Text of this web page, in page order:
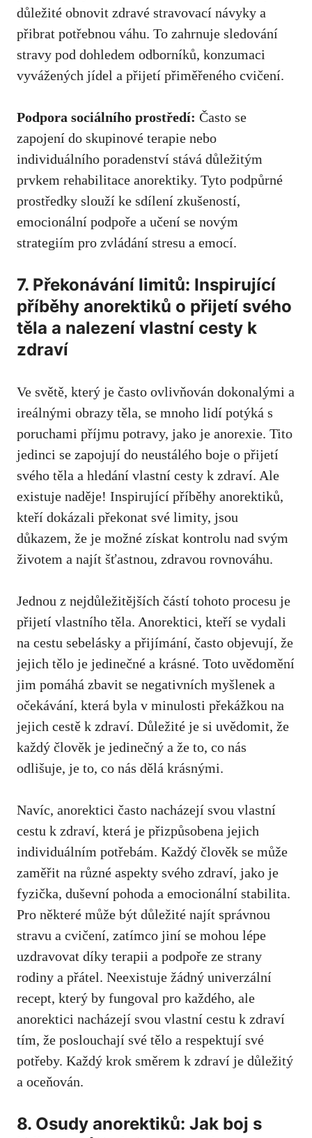
důležité obnovit zdravé stravovací návyky a
přibrat potřebnou váhu. To zahrnuje sledování‌
stravy pod dohledem odborníků, konzumaci
vyvážených jídel a přijetí přiměřeného cvičení.
Podpora sociálního prostředí: Často se
zapojení do skupinové terapie nebo
individuálního poradenství ⁤stává​ důležitým
prvkem rehabilitace anorektiky. Tyto ​podpůrné
prostředky⁣ slouží ke sdílení zkušeností,
emocionální podpoře a učení se novým
strategiím ​pro zvládání stresu a emocí.
7. Překonávání limitů: Inspirující
⁤příběhy anorektiků o přijetí svého
⁢těla a nalezení vlastní cesty k
zdraví
Ve světě, který⁣ je často ovlivňován dokonalými a
ireálnými obrazy těla, ‍se mnoho ⁢lidí potýká s
poruchami příjmu potravy,‍ jako je anorexie. Tito
jedinci​ se zapojují do neustálého boje‌ o přijetí
svého těla ⁢a hledání vlastní cesty k zdraví. Ale
existuje⁢ naděje! ⁢Inspirující příběhy anorektiků,⁣
kteří ​dokázali⁢ překonat své limity, ⁣jsou
důkazem, že je možné získat kontrolu nad svým
životem a najít šťastnou, zdravou rovnováhu.
Jednou z nejdůležitějších částí tohoto procesu je
přijetí vlastního ​těla. Anorektici, kteří⁤ se vydali
na ⁢cestu sebelásky a ⁢přijímání, často objevují, že
‌jejich ‍tělo je jedinečné a‌ krásné. Toto uvědomění
jim pomáhá zbavit se ⁣negativních myšlenek a
‌očekávání, která byla v minulosti překážkou ⁤na
jejich cestě k zdraví. Důležité je si⁤ uvědomit, že
každý člověk je jedinečný a⁢ že to, co nás
odlišuje, je to, co nás dělá krásnými.
Navíc, anorektici často nacházejí svou vlastní
⁤cestu k zdraví, která‌ je přizpůsobena​ jejich
individuálním potřebám. ⁢Každý člověk se může
‍zaměřit ‍na různé aspekty svého zdraví, jako je
fyzička, duševní pohoda a emocionální stabilita.
Pro některé může být důležité najít správnou
stravu a cvičení, zatímco jiní se mohou lépe
uzdravovat díky terapii a podpoře ze strany
rodiny a přátel. Neexistuje⁢ žádný univerzální
recept, který by fungoval pro každého, ale
anorektici nacházejí svou vlastní cestu k zdraví
tím, že poslouchají své tělo a respektují své
potřeby. Každý krok⁣ směrem ⁤k zdraví je důležitý
a oceňován.
8. Osudy anorektiků:‍ Jak boj s